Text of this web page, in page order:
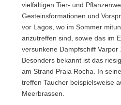
vielfältigen Tier- und
Gesteinsformationen und
vor Lagos, wo im Sommer
anzutreffen sind, sowie das im
versunkene Dampfschiff Varpor
Besonders bekannt ist das
am Strand Praia Rocha. In
treffen Taucher beispielsweise
Meerbrassen.